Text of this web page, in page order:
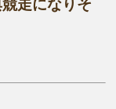
走になりそ